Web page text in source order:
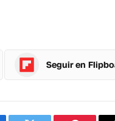
Seguir en